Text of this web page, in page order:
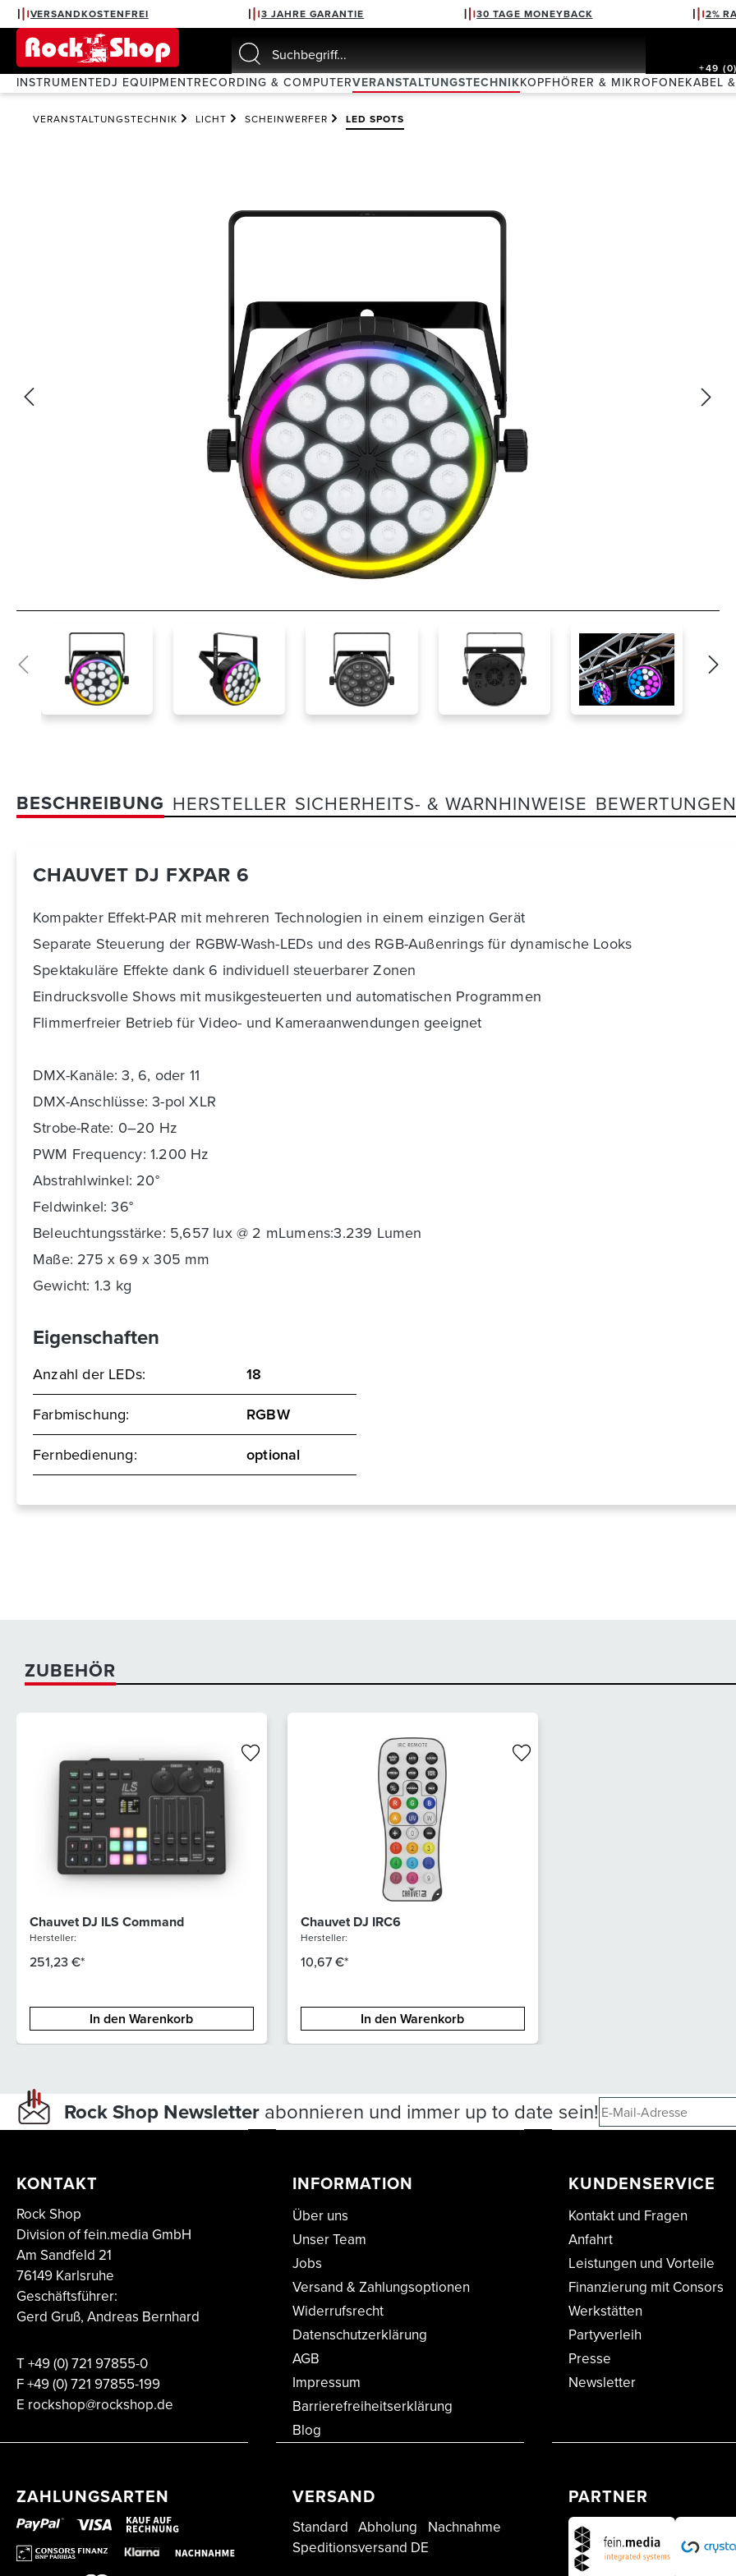
Zur Hauptnavigation springen
VERSANDKOSTENFREI 3 JAHRE GARANTIE 30 TAGE MONEYBACK 2%
+49
INSTRUMENTEDJ EQUIPMENTRECORDING & COMPUTERVERANSTALTUNGSTECHNIKKOPFHÖRER & MIKROFONEKABEL
VERANSTALTUNGSTECHNIK LICHT SCHEINWERFER LED SPOTS
BESCHREIBUNG HERSTELLER SICHERHEITS- & WARNHINWEISE BEWERTUNGEN
CHAUVET DJ FXPAR 6
Kompakter Effekt-PAR mit mehreren Technologien in einem einzigen Gerät
Separate Steuerung der RGBW-Wash-LEDs und des RGB-Außenrings für dynamische Looks
Spektakuläre Effekte dank 6 individuell steuerbarer Zonen
Eindrucksvolle Shows mit musikgesteuerten und automatischen Programmen
Flimmerfreier Betrieb für Video- und Kameraanwendungen geeignet
DMX-Kanäle: 3, 6, oder 11
DMX-Anschlüsse: 3-pol XLR
Strobe-Rate: 0–20 Hz
PWM Frequency: 1.200 Hz
Abstrahlwinkel: 20°
Feldwinkel: 36°
Beleuchtungsstärke: 5,657 lux @ 2 mLumens:3.239 Lumen
Maße: 275 x 69 x 305 mm
Gewicht: 1.3 kg
Eigenschaften
Anzahl der LEDs:
18
Farbmischung:
RGBW
Fernbedienung:
optional
ZUBEHÖR
Chauvet DJ ILS Command
Hersteller:
251,23 €*
In den Warenkorb
Chauvet DJ IRC6
Hersteller:
10,67 €*
In den Warenkorb
Rock Shop Newsletter abonnieren und immer up to date sein!
KONTAKT
Rock Shop
Division of fein.media GmbH
Am Sandfeld 21
76149 Karlsruhe
Geschäftsführer:
Gerd Gruß, Andreas Bernhard
T+49 (0) 721 97855-0
F+49 (0) 721 97855-199
E rockshop@rockshop.de
INFORMATION
Über uns
Unser Team
Jobs
Versand & Zahlungsoptionen
Widerrufsrecht
Datenschutzerklärung
AGB
Impressum
Barrierefreiheitserklärung
Blog
KUNDENSERVICE
Kontakt und Fragen
Anfahrt
Leistungen und Vorteile
Finanzierung mit Consors
Werkstätten
Partyverleih
Presse
Newsletter
ZAHLUNGSARTEN VERSAND
Standard Abholung
Nachnahme
Speditionsversand DE
PARTNER